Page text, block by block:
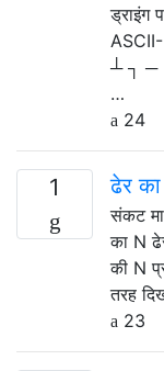
ड्राइंग
ASCII-
┴ ┐ ─
…
24
1 ढेर
संकट
का N
की N
तरह
23